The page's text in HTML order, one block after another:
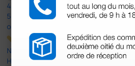
4,4
597
opiniones
Nuestras reseñas de 4 y 5 estrellas.
Haga clic aquí para leerlos todos >